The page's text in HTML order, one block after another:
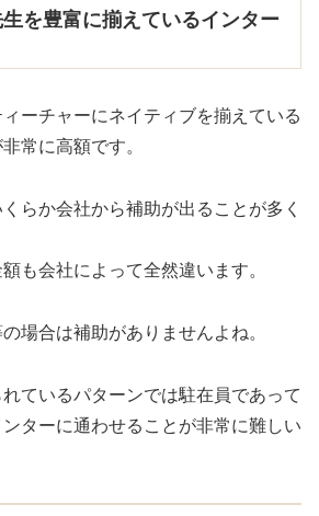
を豊富に揃えているインター
ーチャーにネイティブを揃えている
常に高額です。
らか会社から補助が出ることが多く
も会社によって全然違います。
場合は補助がありませんよね。
ているパターンでは駐在員であって
ターに通わせることが非常に難しい